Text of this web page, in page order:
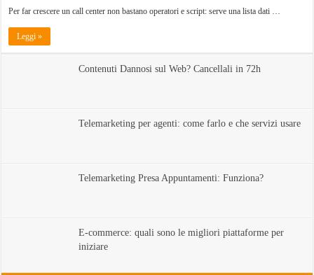
Per far crescere un call center non bastano operatori e script: serve una lista dati …
Leggi »
Contenuti Dannosi sul Web? Cancellali in 72h
Telemarketing per agenti: come farlo e che servizi usare
Telemarketing Presa Appuntamenti: Funziona?
E-commerce: quali sono le migliori piattaforme per
iniziare